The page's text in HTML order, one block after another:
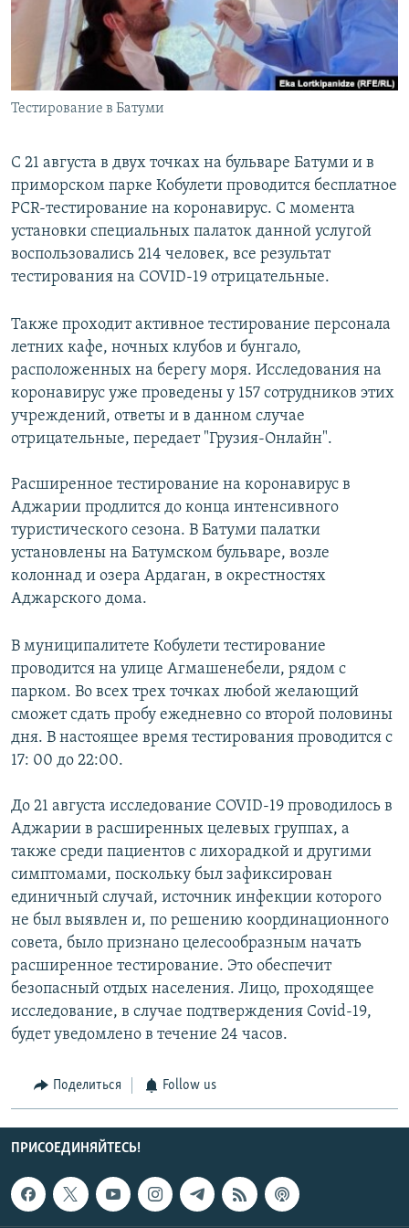
СПОРТ
МИР
БЛОГИ
ГОЛОСА
ЧИТАЕМ ПРЕССУ
АРХИВ РАДИОПРОГРАММЫ
Все сайты РСЕ/РС
Тестирование в Батуми
С 21 августа в двух точках на бульваре Батуми и в
приморском парке Кобулети проводится бесплатное
PCR-тестирование на коронавирус. С момента
установки специальных палаток данной услугой
воспользовались 214 человек, все результат
тестирования на COVID-19 отрицательные.
Также проходит активное тестирование персонала
летних кафе, ночных клубов и бунгало,
расположенных на берегу моря. Исследования на
коронавирус уже проведены у 157 сотрудников этих
учреждений, ответы и в данном случае
отрицательные, передает "Грузия-Онлайн".
Расширенное тестирование на коронавирус в
Аджарии продлится до конца интенсивного
туристического сезона. В Батуми палатки
установлены на Батумском бульваре, возле
колоннад и озера Ардаган, в окрестностях
Аджарского дома.
В муниципалитете Кобулети тестирование
проводится на улице Агмашенебели, рядом с
парком. Во всех трех точках любой желающий
сможет сдать пробу ежедневно со второй половины
дня. В настоящее время тестирования проводится с
17: 00 до 22:00.
До 21 августа исследование COVID-19 проводилось в
Аджарии в расширенных целевых группах, а
также среди пациентов с лихорадкой и другими
симптомами, поскольку был зафиксирован
единичный случай, источник инфекции которого
не был выявлен и, по решению координационного
совета, было признано целесообразным начать
расширенное тестирование. Это обеспечит
безопасный отдых населения. Лицо, проходящее
исследование, в случае подтверждения Covid-19,
будет уведомлено в течение 24 часов.
Поделиться Follow us
ПРИСОЕДИНЯЙТЕСЬ!